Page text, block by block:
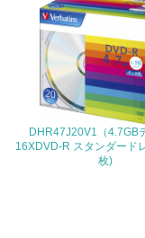
非該当（化学物質を使
<L1> 化学物質の使用
排出量削減の取り組み
DHR47J20V1（4.7GB
16XDVD-R スタンダード
枚)